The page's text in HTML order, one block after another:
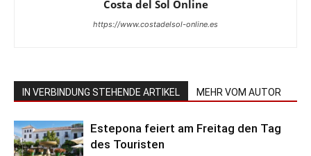
Costa del Sol Online
https://www.costadelsol-online.es
IN VERBINDUNG STEHENDE ARTIKEL MEHR VOM AUTOR
Estepona feiert am Freitag den Tag
des Touristen